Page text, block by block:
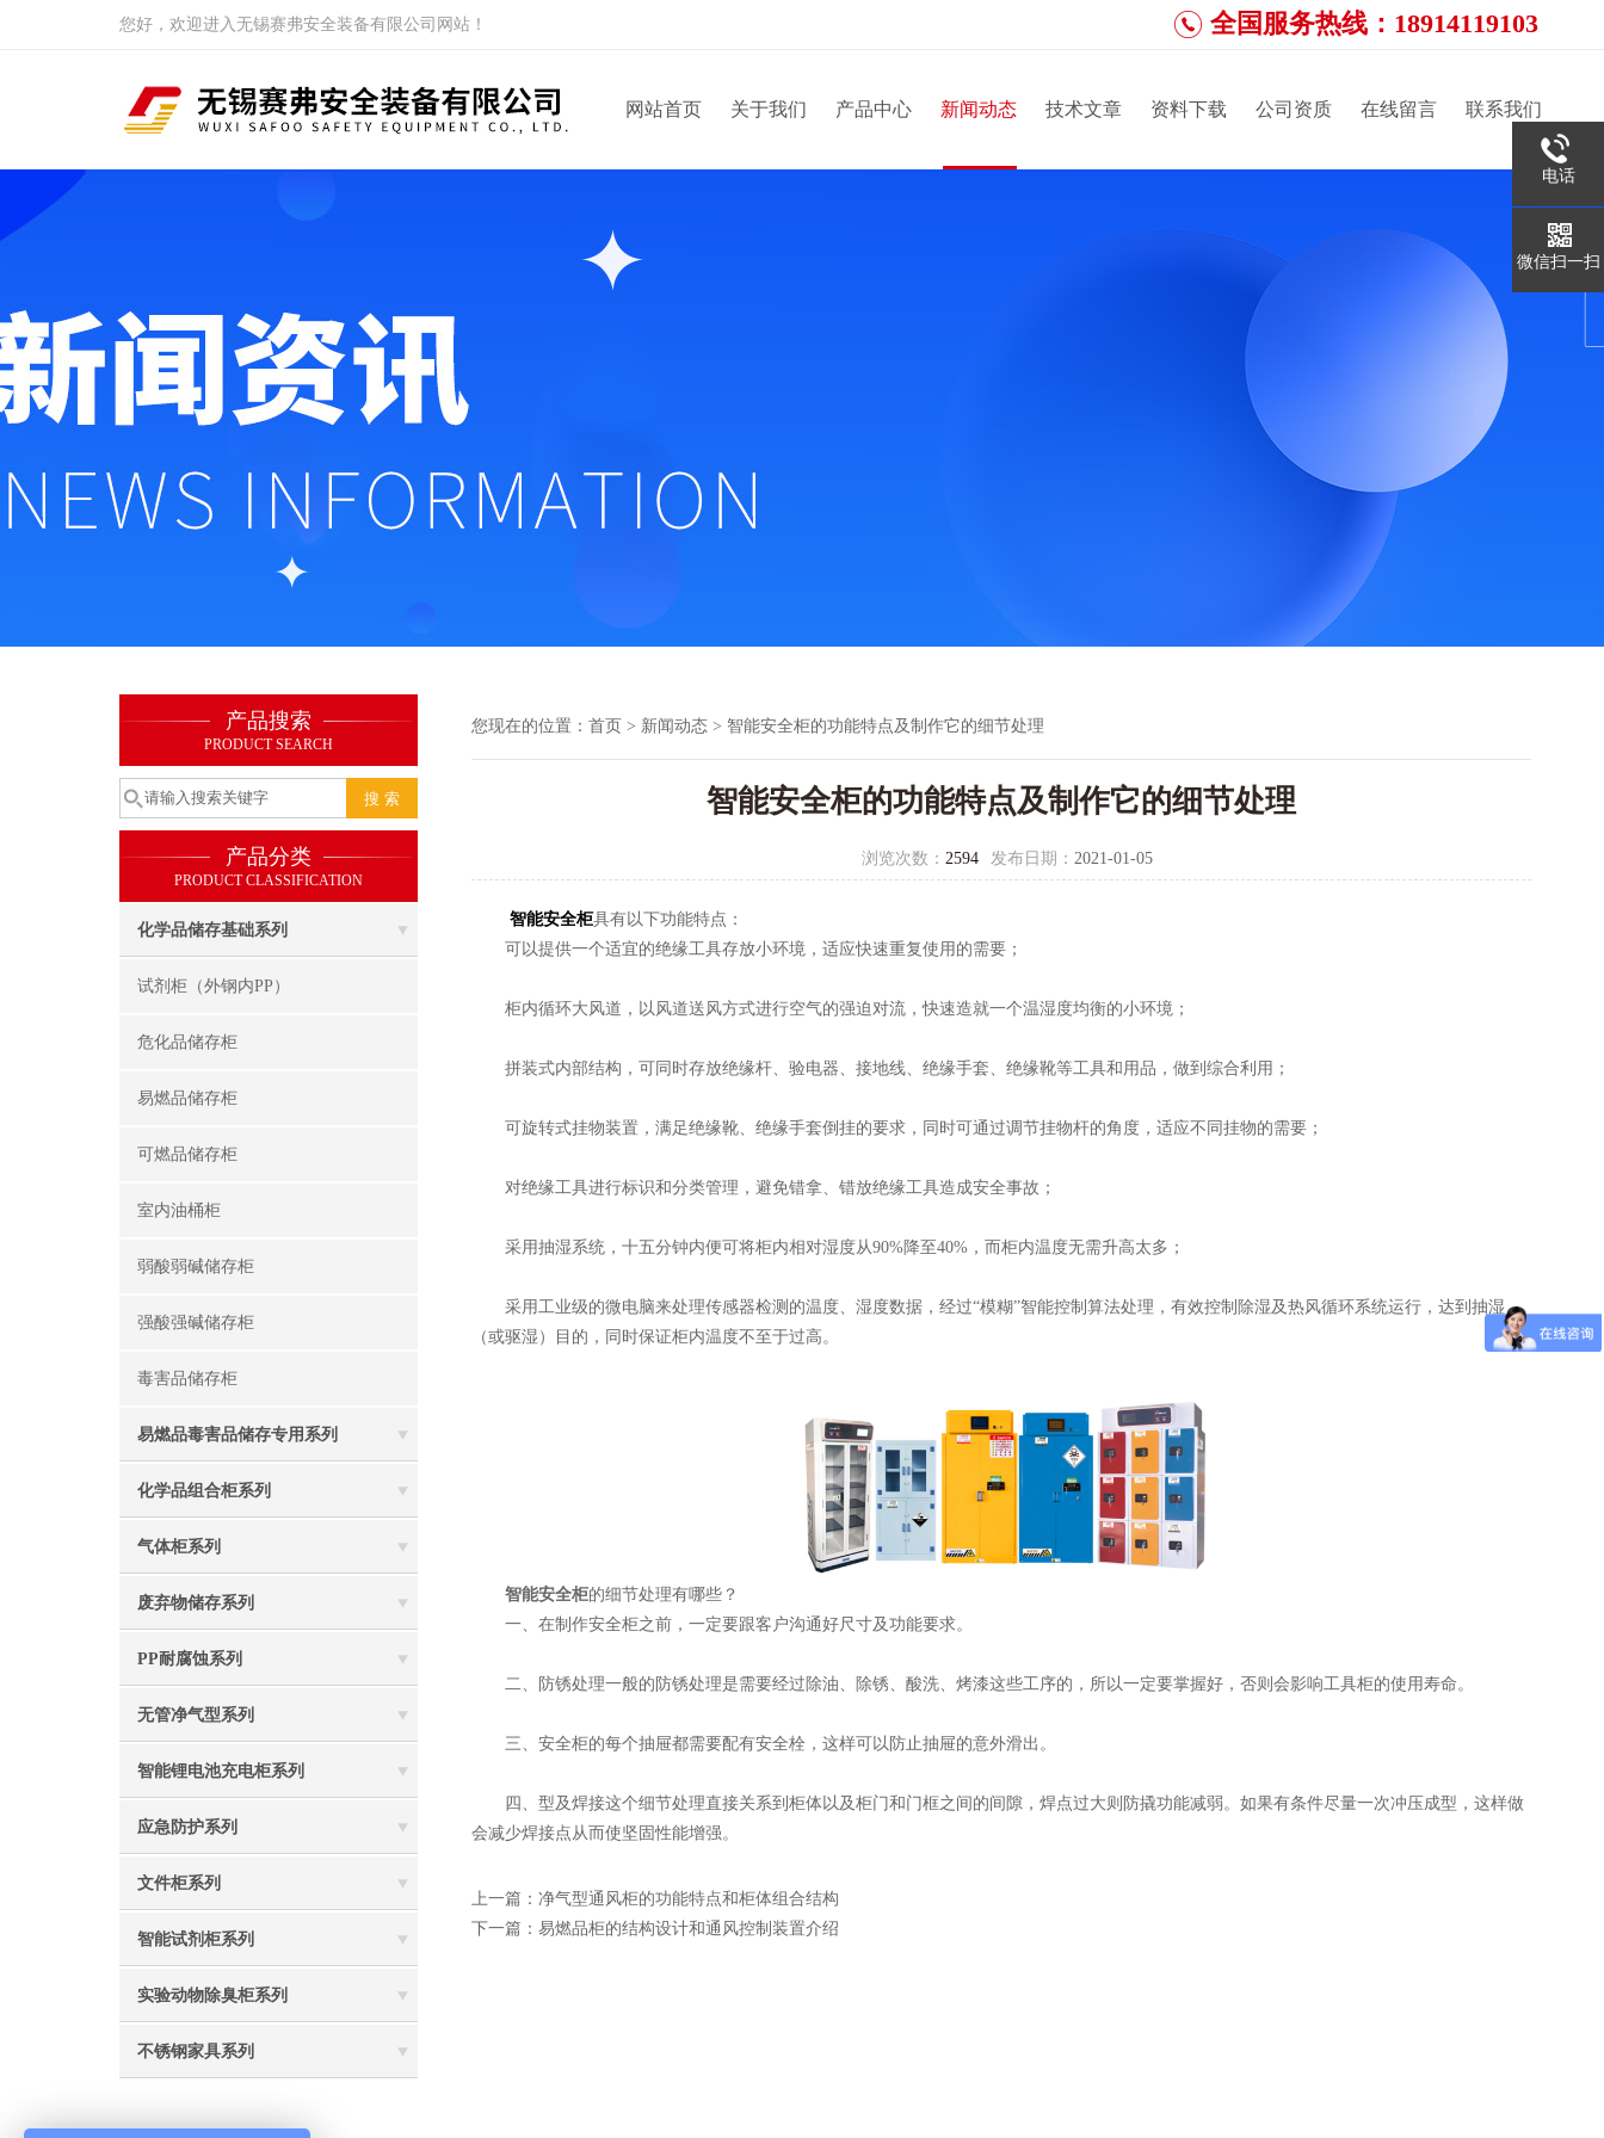
您好，欢迎进入无锡赛弗安全装备有限公司网站！ 全国服务热线：18914119103
网站首页 关于我们 产品中心 新闻动态 技术文章 资料下载 公司资质 在线留言 联系我们
产品搜索
PRODUCT SEARCH
产品分类
PRODUCT CLASSIFICATION
化学品储存基础系列
试剂柜（外钢内PP）
危化品储存柜
易燃品储存柜
可燃品储存柜
室内油桶柜
弱酸弱碱储存柜
强酸强碱储存柜
毒害品储存柜
易燃品毒害品储存专用系列
化学品组合柜系列
气体柜系列
废弃物储存系列
PP耐腐蚀系列
无管净气型系列
智能锂电池充电柜系列
应急防护系列
文件柜系列
智能试剂柜系列
实验动物除臭柜系列
不锈钢家具系列
您现在的位置： 首页 > 新闻动态 > 智能安全柜的功能特点及制作它的细节处理
智能安全柜的功能特点及制作它的细节处理
浏览次数： 2594 发布日期： 2021-01-05
智能安全柜具有以下功能特点：
可以提供一个适宜的绝缘工具存放小环境，适应快速重复使用的需要；
柜内循环大风道，以风道送风方式进行空气的强迫对流，快速造就一个温湿度均衡的小环境；
拼装式内部结构，可同时存放绝缘杆、验电器、接地线、绝缘手套、绝缘靴等工具和用品，做到综合利用；
可旋转式挂物装置，满足绝缘靴、绝缘手套倒挂的要求，同时可通过调节挂物杆的角度，适应不同挂物的需要；
对绝缘工具进行标识和分类管理，避免错拿、错放绝缘工具造成安全事故；
采用抽湿系统，十五分钟内便可将柜内相对湿度从90%降至40%，而柜内温度无需升高太多；
采用工业级的微电脑来处理传感器检测的温度、湿度数据，经过“模糊”智能控制算法处理，有效控制除湿及热风循环系统运行，达到抽湿
（或驱湿）目的，同时保证柜内温度不至于过高。
智能安全柜的细节处理有哪些？
一、在制作安全柜之前，一定要跟客户沟通好尺寸及功能要求。
二、防锈处理一般的防锈处理是需要经过除油、除锈、酸洗、烤漆这些工序的，所以一定要掌握好，否则会影响工具柜的使用寿命。
三、安全柜的每个抽屉都需要配有安全栓，这样可以防止抽屉的意外滑出。
四、型及焊接这个细节处理直接关系到柜体以及柜门和门框之间的间隙，焊点过大则防撬功能减弱。如果有条件尽量一次冲压成型，这样做
会减少焊接点从而使坚固性能增强。
上一篇： 净气型通风柜的功能特点和柜体组合结构
下一篇： 易燃品柜的结构设计和通风控制装置介绍
电话
微信扫一扫